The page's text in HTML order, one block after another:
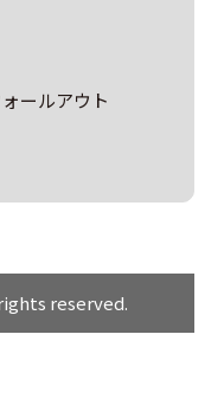
ールアウト
reserved.